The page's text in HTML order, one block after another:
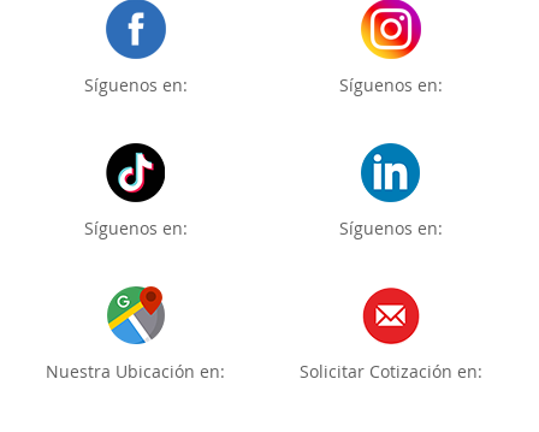
Síguenos en: Síguenos en:
Síguenos en: Síguenos en:
Nuestra Ubicación en: Solicitar Cotización en: